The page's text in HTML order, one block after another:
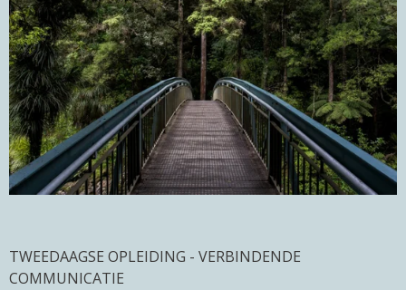
TWEEDAAGSE OPLEIDING - VERBINDENDE
COMMUNICATIE